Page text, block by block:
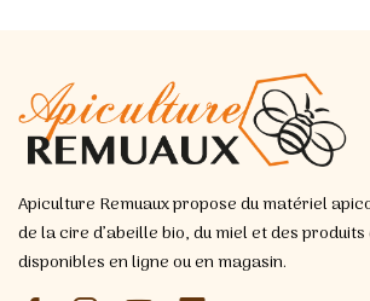
Apiculture Remuaux propose du matériel
de la cire d’abeille bio, du miel et des
disponibles en ligne ou en magasin.